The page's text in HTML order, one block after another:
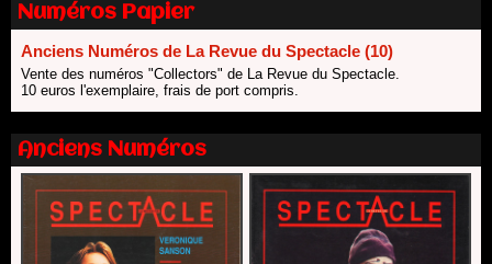
Le palmarès des prix SACD 2026
18/06/2026
Les 10 lauréats du Fonds Grandes Formes Théâtre 2026
SACD
13/06/2026
Nomination de Nathalie Garraud et Olivier Saccomano à la
direction du Théâtre de Gennevilliers - CDN
Dispositif SACD Auteurs d'espaces : les lauréats 2026
18/03/2026
Numéros Papier
Anciens Numéros de La Revue du Spectacle (10)
Vente des numéros "Collectors" de La Revue du Spectacle.
10 euros l'exemplaire, frais de port compris.
Anciens Numéros